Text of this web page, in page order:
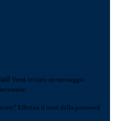
Verrà inviato un messaggio
Effettua il reset della password